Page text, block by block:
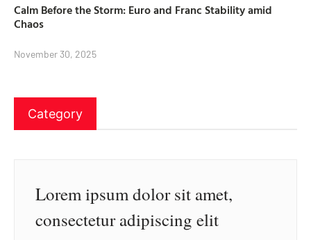
Calm Before the Storm: Euro and Franc Stability amid
Chaos
November 30, 2025
Category
Lorem ipsum dolor sit amet,
consectetur adipiscing elit